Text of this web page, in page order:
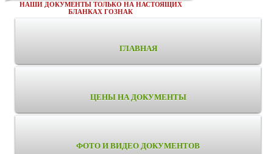
НАШИ ДОКУМЕНТЫ ТОЛЬКО НА НАСТОЯЩИХ
БЛАНКАХ ГОЗНАК
ГЛАВНАЯ
ЦЕНЫ НА ДОКУМЕНТЫ
ФОТО И ВИДЕО ДОКУМЕНТОВ